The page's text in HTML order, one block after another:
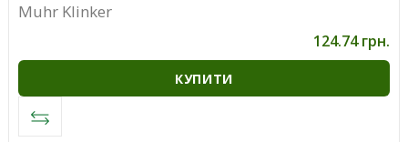
Muhr Klinker
124.74 грн.
КУПИТИ